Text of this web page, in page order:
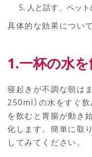
人と話す、ペッ
具体的な効果につい
1.一杯の水
寝起きが不調な朝は
250ml）の水をすぐ
を飲むと胃腸が動き
化します。簡単に取
してみてください。